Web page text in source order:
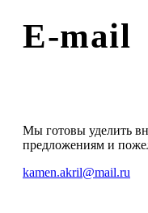
E-mail
Мы готовы уделить
предложениям и
kamen.akril@mail.ru